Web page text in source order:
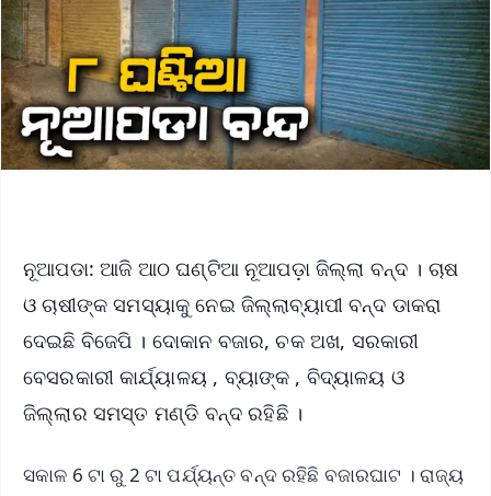
ନୂଆପଡା: ଆଜି ଆଠ ଘଣ୍ଟିଆ ନୂଆପଡ଼ା ଜିଲ୍ଲା ବନ୍ଦ । ଚାଷ
ଓ ଚାଷୀଙ୍କ ସମସ୍ୟାକୁ ନେଇ ଜିଲ୍ଲାବ୍ୟାପୀ ବନ୍ଦ ଡାକରା
ଦେଇଛି ବିଜେପି । ଦୋକାନ ବଜାର, ଚକ ଅଖ, ସରକାରୀ
ବେସରକାରୀ କାର୍ଯ୍ୟାଳୟ , ବ୍ୟାଙ୍କ , ବିଦ୍ୟାଳୟ ଓ
ଜିଲ୍ଲାର ସମସ୍ତ ମଣ୍ଡି ବନ୍ଦ ରହିଛି ।
ସକାଳ 6 ଟା ରୁ 2 ଟା ପର୍ଯ୍ୟନ୍ତ ବନ୍ଦ ରହିଛି ବଜାରଘାଟ । ରାଜ୍ୟ